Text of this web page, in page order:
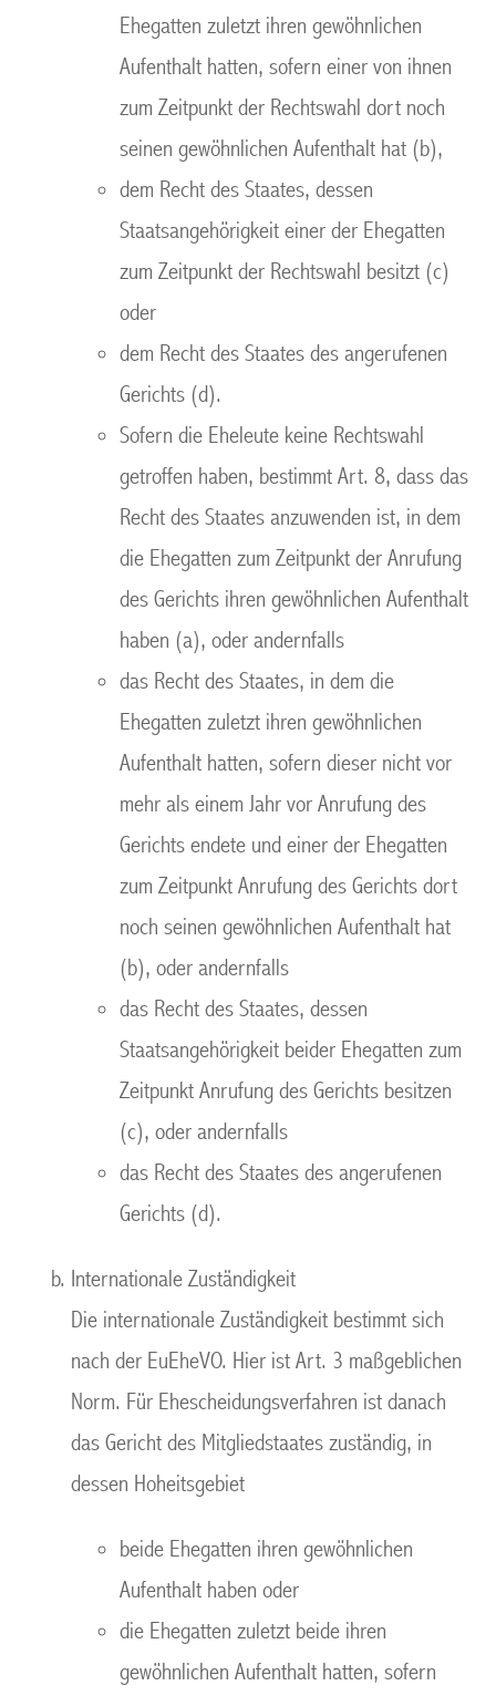
Ehegatten zuletzt ihren gewöhnlichen
Aufenthalt hatten, sofern einer von ihnen
zum Zeitpunkt der Rechtswahl dort noch
seinen gewöhnlichen Aufenthalt hat (b),
dem Recht des Staates, dessen
Staatsangehörigkeit einer der Ehegatten
zum Zeitpunkt der Rechtswahl besitzt (c)
oder
dem Recht des Staates des angerufenen
Gerichts (d).
Sofern die Eheleute keine Rechtswahl
getroffen haben, bestimmt Art. 8, dass das
Recht des Staates anzuwenden ist, in dem
die Ehegatten zum Zeitpunkt der Anrufung
des Gerichts ihren gewöhnlichen Aufenthalt
haben (a), oder andernfalls
das Recht des Staates, in dem die
Ehegatten zuletzt ihren gewöhnlichen
Aufenthalt hatten, sofern dieser nicht vor
mehr als einem Jahr vor Anrufung des
Gerichts endete und einer der Ehegatten
zum Zeitpunkt Anrufung des Gerichts dort
noch seinen gewöhnlichen Aufenthalt hat
(b), oder andernfalls
das Recht des Staates, dessen
Staatsangehörigkeit beider Ehegatten zum
Zeitpunkt Anrufung des Gerichts besitzen
(c), oder andernfalls
das Recht des Staates des angerufenen
Gerichts (d).
Internationale Zuständigkeit
Die internationale Zuständigkeit bestimmt sich
nach der EuEheVO. Hier ist Art. 3 maßgeblichen
Norm. Für Ehescheidungsverfahren ist danach
das Gericht des Mitgliedstaates zuständig, in
dessen Hoheitsgebiet
beide Ehegatten ihren gewöhnlichen
Aufenthalt haben oder
die Ehegatten zuletzt beide ihren
gewöhnlichen Aufenthalt hatten, sofern